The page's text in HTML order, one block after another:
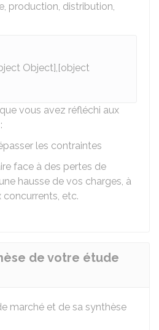
production, distribution,
Object],[object
vous avez réfléchi aux
les contraintes
face à des pertes de
hausse de vos charges, à
concurrents, etc.
de votre étude
marché et de sa synthèse